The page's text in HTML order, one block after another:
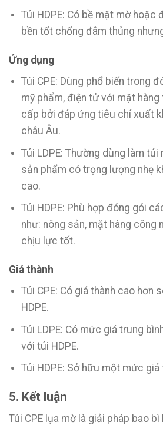
Túi HDPE: Có bề mặt mờ hoặc
bền tốt chống đâm thủng
Ứng dụng
Túi CPE: Dùng phổ biến trong
mỹ phẩm, điện tử với mặt
cấp bởi đáp ứng tiêu chí xuất
châu Âu.
Túi LDPE: Thường dùng làm
sản phẩm có trọng lượng nhẹ
cao.
Túi HDPE: Phù hợp đóng gói
như: nông sản, mặt hàng công
chịu lực tốt.
Giá thành
Túi CPE: Có giá thành cao hơn
HDPE.
Túi LDPE: Có mức giá trung
với túi HDPE.
Túi HDPE: Sở hữu một mức giá
5. Kết luận
Túi CPE lụa mờ là giải pháp bao